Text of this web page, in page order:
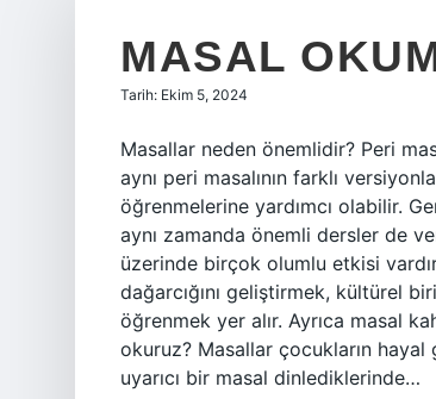
MASAL
Tarih: Ekim 5, 2024
Masallar neden önemlidir? Peri
aynı peri masalının farklı
öğrenmelerine yardımcı olabilir.
aynı zamanda önemli dersler de
üzerinde birçok olumlu etkisi
dağarcığını geliştirmek, kültürel
öğrenmek yer alır. Ayrıca masal
okuruz? Masallar çocukların hayal
uyarıcı bir masal dinlediklerinde…